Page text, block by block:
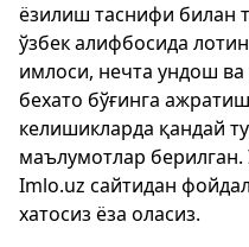
ёзилиш таснифи билан
ўзбек алифбосида
имлоси, нечта ундош ва
бехато бўғинга
келишикларда қандай
маълумотлар
Imlo.uz сайтидан
хатосиз ёза оласиз.